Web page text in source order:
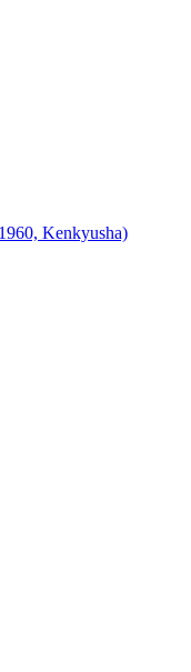
Kenkyusha)